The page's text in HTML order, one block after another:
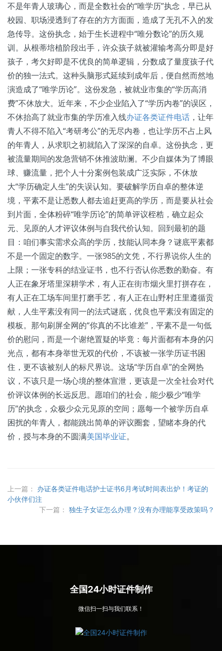
不是年青人玻璃心，而是全数社会的“唯学历”执念，早已从
校园、职场浸透到了存在的方方面面，造成了无孔不入的发
急传导。这份执念，始于生长进程中“唯分数论”的历久规
训。从根蒂培植阶段出手，许众孩子就被灌输考高分即是好
孩子，考欠好即是不优良的简单逻辑，分数成了量度孩子代
价的独一法式。这种头脑形式延续到成年后，便自然而然地
演造成了“唯学历论”。这份发急，被就业市集的“学历高消
费”不休放大。近年来，不少企业陷入了“学历内卷”的误区，
不休抬高了就业市集的学历准入线办证各类证件电话 ，让年
青人不得不陷入“考研考公”的无尽内卷，也让学历不占上风
的年青人，从求职之初就陷入了深深的自卓。这份执念，更
被流量期间的发急营销不休推波助澜。不少自媒体为了博眼
球、赚流量，把个人十分案例包装成广泛实际，不休放
大“学历确定人生”的失误认知。要破解学历自卓的整体逆
境，平素不是让悉数人都去追赶更高的学历，而是要从社会
到片面，全体粉碎“唯学历论”的简单评议桎梏，确立起众
元、见原的人才评议体例与自我代价认知。回到最初的题
目：咱们事实需求众高的学历，技能认同本身？谜底平素都
不是一个固定的数字。一张985的文凭，不行界说你人生的
上限；一张专科的结业证书，也不行否认你悉数的勤奋。有
人正在象牙塔里深耕学术，有人正在街市烟火里打拼存在，
有人正在工场车间里打磨手艺，有人正在山野村庄里遵循贡
献，人生平素没有同一的法式谜底，优良也平素没有固定的
模板。那句刷屏全网的“你真的不比谁差”，平素不是一句低
价的慰问，而是一个谢绝置疑的毕竟：每片面都有本身的闪
光点，都有本身举世无双的代价，不该被一张学历证书困
住，更不该被别人的标尺界说。这场“学历自卓”的全网热
议，不该只是一场心境的整体宣泄，更该是一次全社会对代
价评议体例的长远反思。愿咱们的社会，能少极少“唯学
历”的执念，众极少众元见原的空间；愿每一个被学历自卓
困扰的年青人，都能跳出简单的评议圈套，望睹本身的代
价，授与本身的不圆满美国毕业证。
上一篇：
办证各类证件电话护士证书6月考试时间表出炉！考证的
小伙伴们注
下一篇： 独生子女证怎么办理？没有办理能享受政策吗？
全国24小时证件制作
微信扫一扫与我们联系！